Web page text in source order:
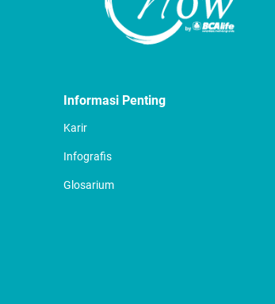
Informasi Penting
Karir
Infografis
Glosarium